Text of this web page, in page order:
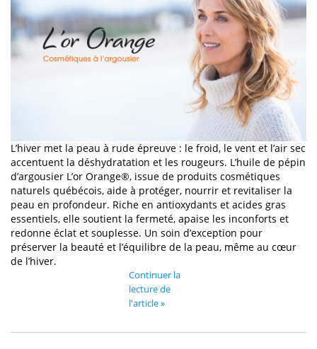
L’hiver met la peau à rude épreuve : le froid, le vent et l’air sec
accentuent la déshydratation et les rougeurs. L’huile de pépin
d’argousier L’or Orange®, issue de produits cosmétiques
naturels québécois, aide à protéger, nourrir et revitaliser la
peau en profondeur. Riche en antioxydants et acides gras
essentiels, elle soutient la fermeté, apaise les inconforts et
redonne éclat et souplesse. Un soin d’exception pour
préserver la beauté et l’équilibre de la peau, même au cœur
de l’hiver.
Continuer la
lecture de
l'article »